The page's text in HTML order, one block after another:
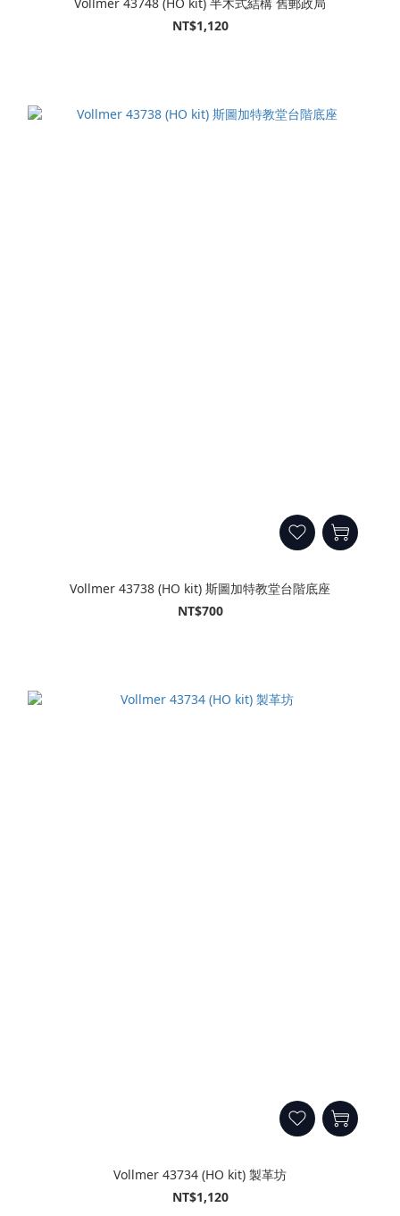
NT$1,120
Vollmer 43738 (HO kit) 斯圖加特教堂台階底座
NT$700
Vollmer 43734 (HO kit) 製革坊
NT$1,120